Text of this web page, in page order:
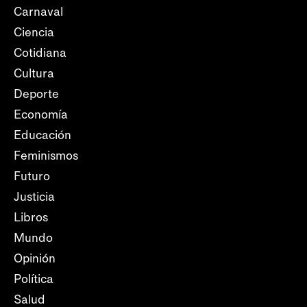
Carnaval
Ciencia
Cotidiana
Cultura
Deporte
Economía
Educación
Feminismos
Futuro
Justicia
Libros
Mundo
Opinión
Política
Salud